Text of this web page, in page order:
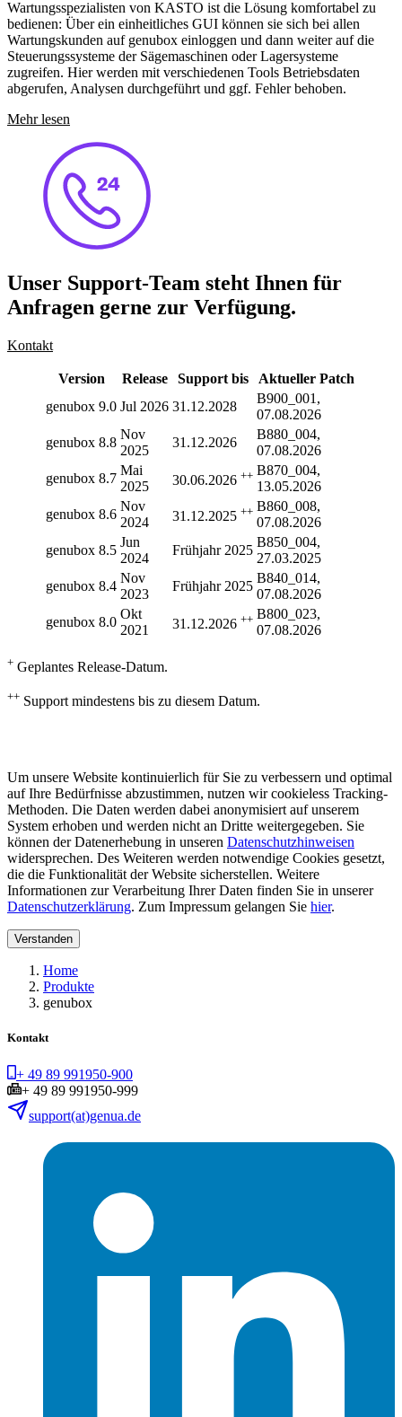
Wartungsspezialisten von KASTO ist die Lösung komfortabel zu
bedienen: Über ein einheitliches GUI können sie sich bei allen
Wartungskunden auf genubox einloggen und dann weiter auf die
Steuerungssysteme der Sägemaschinen oder Lagersysteme
zugreifen. Hier werden mit verschiedenen Tools Betriebsdaten
abgerufen, Analysen durchgeführt und ggf. Fehler behoben.
Mehr lesen
Unser Support-Team steht Ihnen für
Anfragen gerne zur Verfügung.
Kontakt
Version Release Support bis
Aktueller Patch
genubox 9.0 Jul 2026 31.12.2028
B900_001,
07.08.2026
genubox 8.8
Nov
2025
31.12.2026
B880_004,
07.08.2026
genubox 8.7
Mai
2025
30.06.2026 ++ B870_004,
13.05.2026
genubox 8.6
Nov
2024
31.12.2025 ++ B860_008,
07.08.2026
genubox 8.5
Jun
2024
Frühjahr 2025
B850_004,
27.03.2025
genubox 8.4
Nov
2023
Frühjahr 2025
B840_014,
07.08.2026
genubox 8.0
Okt
2021
31.12.2026 ++ B800_023,
07.08.2026
+ Geplantes Release-Datum.
++ Support mindestens bis zu diesem Datum.
Um unsere Website kontinuierlich für Sie zu verbessern und optimal
auf Ihre Bedürfnisse abzustimmen, nutzen wir cookieless Tracking-
Methoden. Die Daten werden dabei anonymisiert auf unserem
System erhoben und werden nicht an Dritte weitergegeben. Sie
können der Datenerhebung in unseren Datenschutzhinweisen
widersprechen. Des Weiteren werden notwendige Cookies gesetzt,
die die Funktionalität der Website sicherstellen. Weitere
Informationen zur Verarbeitung Ihrer Daten finden Sie in unserer
Datenschutzerklärung. Zum Impressum gelangen Sie hier.
Verstanden
Home
Produkte
genubox
Kontakt
+ 49 89 991950-900
+ 49 89 991950-999
support(at)genua.de